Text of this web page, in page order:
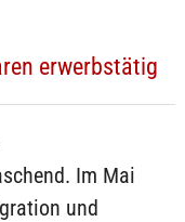
erwerbstätig
Im Mai
und